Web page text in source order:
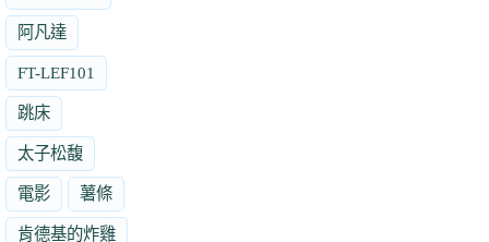
阿凡達
FT-LEF101
跳床
太子松馥
電影 薯條
肯德基的炸雞